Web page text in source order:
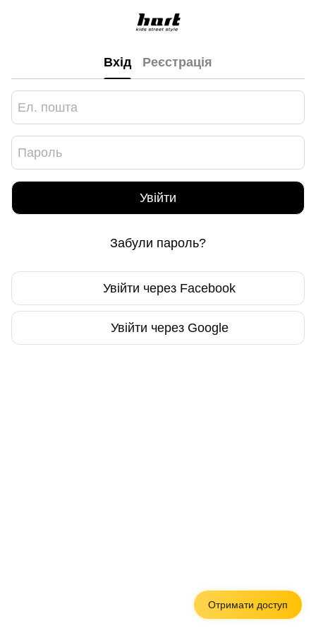
Вхід Реєстрація
Увійти
Забули пароль?
Увійти через Facebook
Увійти через Google
Отримати доступ